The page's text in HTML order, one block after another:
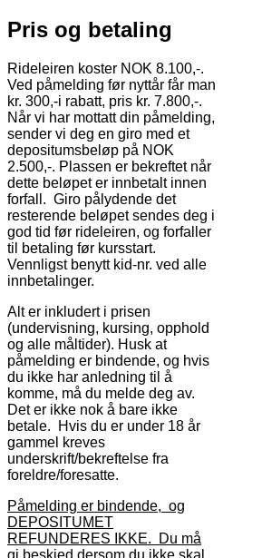
Pris og betaling
Rideleiren koster NOK 8.100,-.
Ved påmelding før nyttår får man
kr. 300,-i rabatt, pris kr. 7.800,-.
Når vi har mottatt din påmelding,
sender vi deg en giro med et
depositumsbeløp på NOK
2.500,-. Plassen er bekreftet når
dette beløpet er innbetalt innen
forfall. Giro pålydende det
resterende beløpet sendes deg i
god tid før rideleiren, og forfaller
til betaling før kursstart.
Vennligst benytt kid-nr. ved alle
innbetalinger.
Alt er inkludert i prisen
(undervisning, kursing, opphold
og alle måltider). Husk at
påmelding er bindende, og hvis
du ikke har anledning til å
komme, må du melde deg av.
Det er ikke nok å bare ikke
betale. Hvis du er under 18 år
gammel kreves
underskrift/bekreftelse fra
foreldre/foresatte.
Påmelding er bindende, og
DEPOSITUMET
REFUNDERES IKKE. Du må
gi beskjed dersom du ikke skal